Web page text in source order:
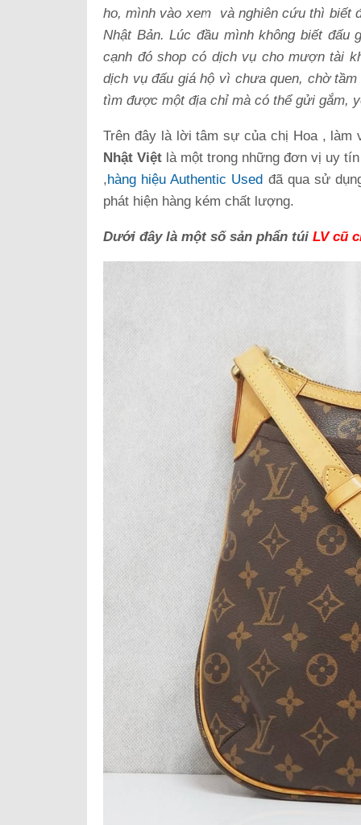
ho, mình vào xem và nghiên cứu thì biết
Nhật Bản. Lúc đầu mình không biết
cạnh đó shop có dịch vụ cho mượn tài
dịch vụ đấu giá hộ vì chưa quen, chờ
tìm được một địa chỉ mà có thể gửi gắm,
Trên đây là lời tâm sự của chị Hoa ,
Nhật Việt là một trong những đơn vị uy
,hàng hiệu Authentic Used đã qua sử
phát hiện hàng kém chất lượng.
Dưới đây là một số sản phẩn túi LV cũ